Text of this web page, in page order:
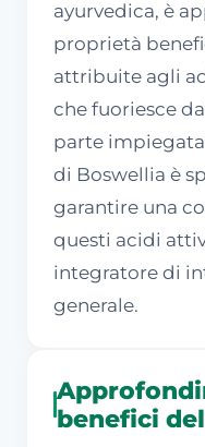
ayurvedica, è
proprietà
attribuite agli
che fuoriesce
parte
di Boswellia è
garantire una
questi acidi
integratore di
generale.
benefici